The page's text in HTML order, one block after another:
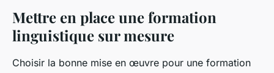
Mettre en place une formation
linguistique sur mesure
Choisir la bonne mise en œuvre pour une formation